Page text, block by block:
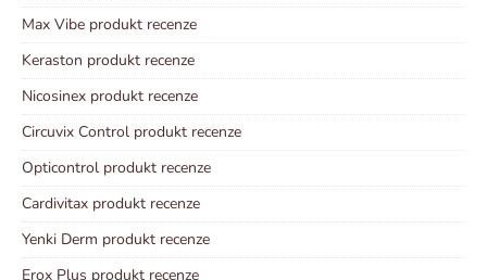
Max Vibe produkt recenze
Keraston produkt recenze
Nicosinex produkt recenze
Circuvix Control produkt recenze
Opticontrol produkt recenze
Cardivitax produkt recenze
Yenki Derm produkt recenze
Erox Plus produkt recenze